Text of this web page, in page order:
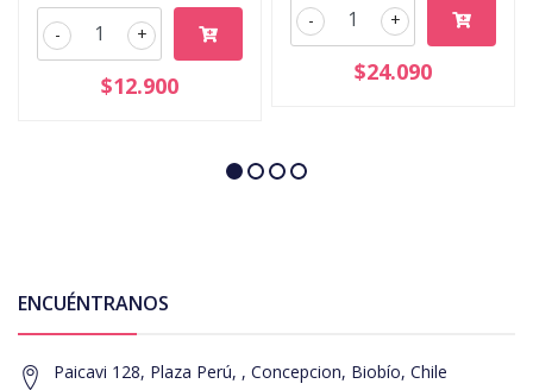
+
-
$12.900
+
-
$24.090
ENCUÉNTRANOS
Paicavi 128, Plaza Perú, , Concepcion, Biobío, Chile